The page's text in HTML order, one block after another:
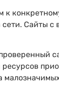
Сайты